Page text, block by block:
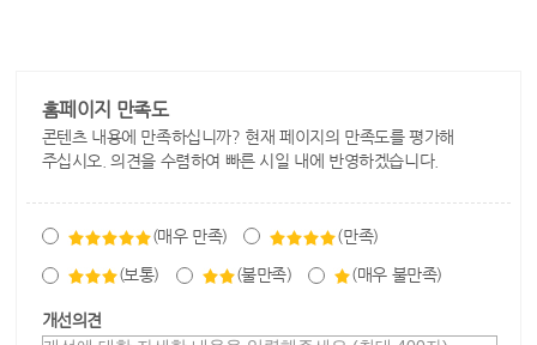
홈페이지 만족도
콘텐츠 내용에 만족하십니까? 현재 페이지의 만족도를 평가해
주십시오. 의견을 수렴하여 빠른 시일 내에 반영하겠습니다.
(매우 만족) (만족)
(보통) (불만족) (매우 불만족)
개선의견